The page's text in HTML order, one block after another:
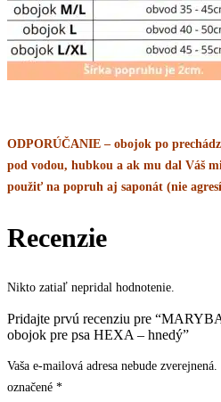
ODPORÚČANIE – obojok po
pod vodou, hubkou a ak mu dal Váš
použiť na popruh aj saponát (nie
Recenzie
Nikto zatiaľ nepridal hodnotenie.
Pridajte prvú recenziu pre
obojok pre psa HEXA – hnedý”
Vaša e-mailová adresa nebude zverejnená.
označené *